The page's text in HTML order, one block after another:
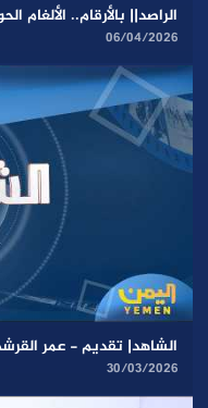
الراصد|| بالأرقام.. الألغام
06/04/2026
الشاهد| تقديم - عمر القرشي 31/03/
30/03/2026